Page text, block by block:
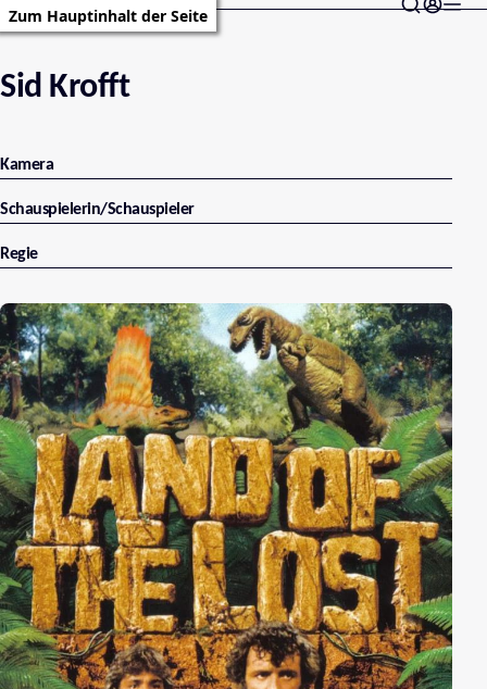
Zum Hauptinhalt der Seite
Sid Krofft
Kamera
Schauspielerin/Schauspieler
Regie